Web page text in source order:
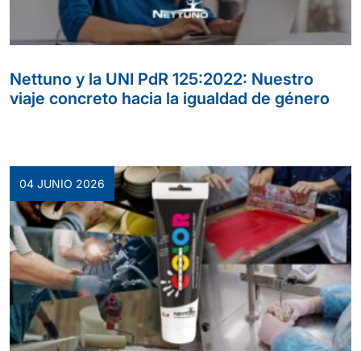
Nettuno y la UNI PdR 125:2022: Nuestro
viaje concreto hacia la igualdad de género
04 JUNIO 2026